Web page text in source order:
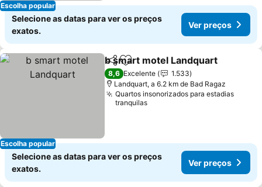
Escolha popular
Selecione as datas para ver os preços
exatos.
Ver preços
Escolha popular
PartilharAdicionar aos favoritos
b smart motel Landquart
8,6 Excelente
1.533
Landquart, a 6.2 km de Bad Ragaz
Quartos insonorizados para estadias
tranquilas
Selecione as datas para ver os preços
exatos.
Ver preços